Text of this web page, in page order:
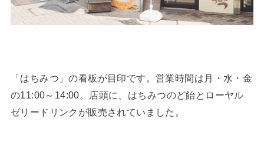
「はちみつ」の看板が目印です。営業時間は月・水・金
の11:00～14:00。店頭に、はちみつのど飴とローヤル
ゼリードリンクが販売されていました。